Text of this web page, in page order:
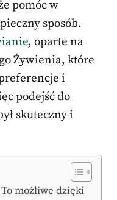
pomóc w
sposób.
, oparte na
Żywienia, które
i
podejść do
skuteczny i
możliwe dzięki